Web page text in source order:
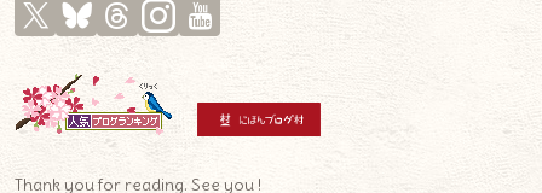
Thank you for reading. See you !